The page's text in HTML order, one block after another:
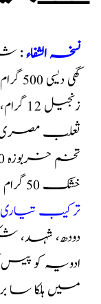
نسخہ الشفاء
خشک 50 گرام
ترکیب تیاری
دودھ، شہد، شکر
ادویہ کو پیس
میں ہلکا سا